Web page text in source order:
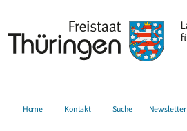
Home Kontakt Suche Newsletter